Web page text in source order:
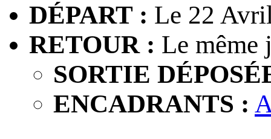
DÉPART : Le 22
RETOUR : Le même
SORTIE
ENCADRANTS :